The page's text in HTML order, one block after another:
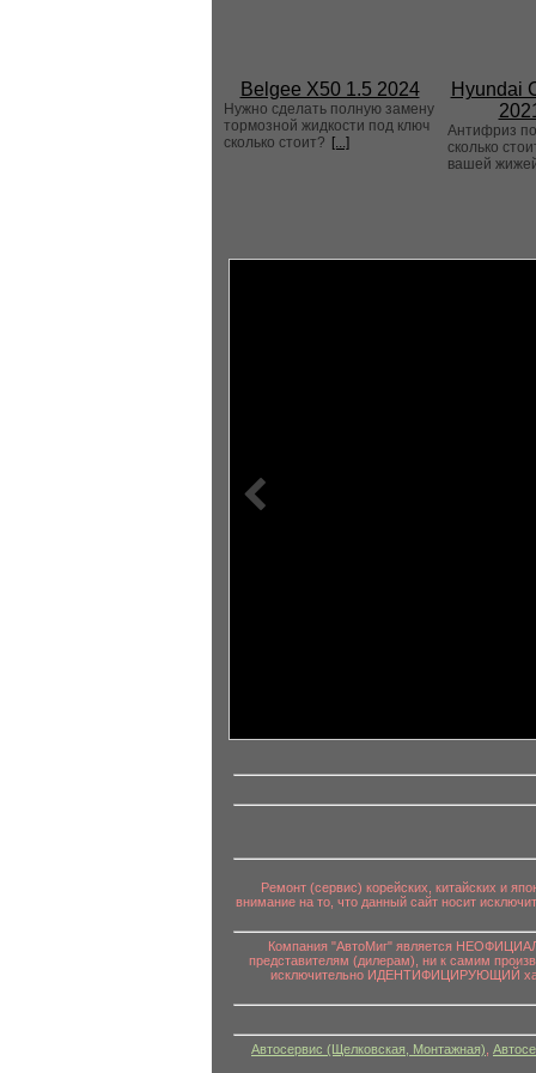
Belgee X50 1.5 2024
Нужно сделать полную замену
тормозной жидкости под ключ
сколько стоит? [...]
Hyundai
2021
Антифриз
сколько
вашей
информационный контент
Ремонт (сервис) корейских, китайских и
внимание на то, что данный сайт носит
Компания "АвтоМиг" является
представителям (дилерам), ни к самим
исключительно ИДЕНТИФИЦИРУЮЩИЙ
Автосервис (Щелковская, Монтажная)